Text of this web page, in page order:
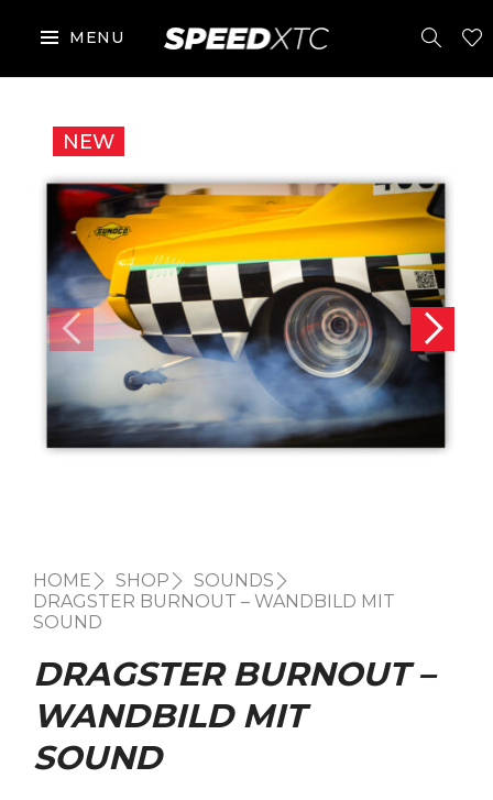
MENU
NEW
HOME SHOP
SOUNDS
DRAGSTER BURNOUT – WANDBILD MIT
SOUND
DRAGSTER BURNOUT –
WANDBILD MIT
SOUND